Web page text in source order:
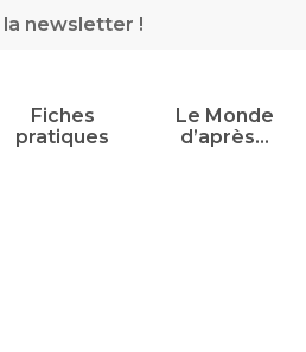
la newsletter !
Fiches
pratiques
Le Monde
d’après…